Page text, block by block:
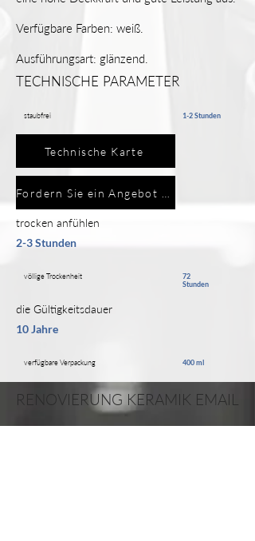
Verfügbare Farben: weiß.
Ausführungsart: glänzend.
TECHNISCHE PARAMETER
Technische Karte
staubfrei 1-2 Stunden
trocken anfühlen
2-3 Stunden
völlige Trockenheit
72
Stunden
die Gültigkeitsdauer
10 Jahre
verfügbare Verpackung 400 ml
RENOVIERUNG KERAMIK EMAIL